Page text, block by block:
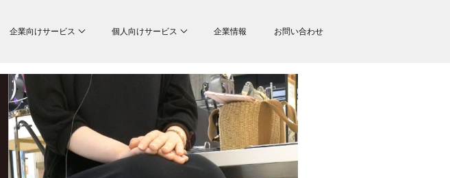
企業向けサービス 個人向けサービス 企業情報 お問い合わせ